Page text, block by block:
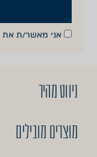
אני מאשר/ת את
ניווט מהיר
מוצרים מובילים